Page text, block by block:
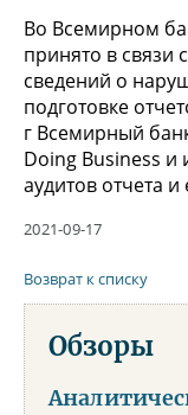
Во Всемирном
принято в связи
сведений о
подготовке
г Всемирный
Doing Business
аудитов отчета
2021-09-17
Возврат к списку
Обзоры